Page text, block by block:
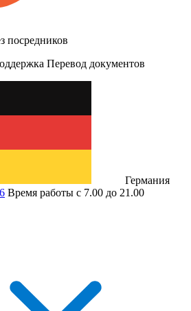
посредников
Перевод документов
Германия
Время работы с 7.00 до 21.00